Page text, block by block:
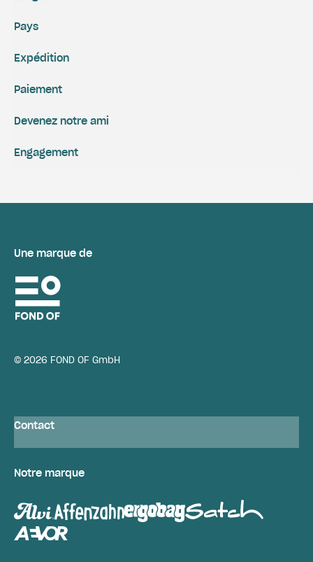
Expédition
Paiement
Engagement
Devenez notre ami
Pays
Une marque de
© 2026 FOND OF GmbH
Contact
Notre marque